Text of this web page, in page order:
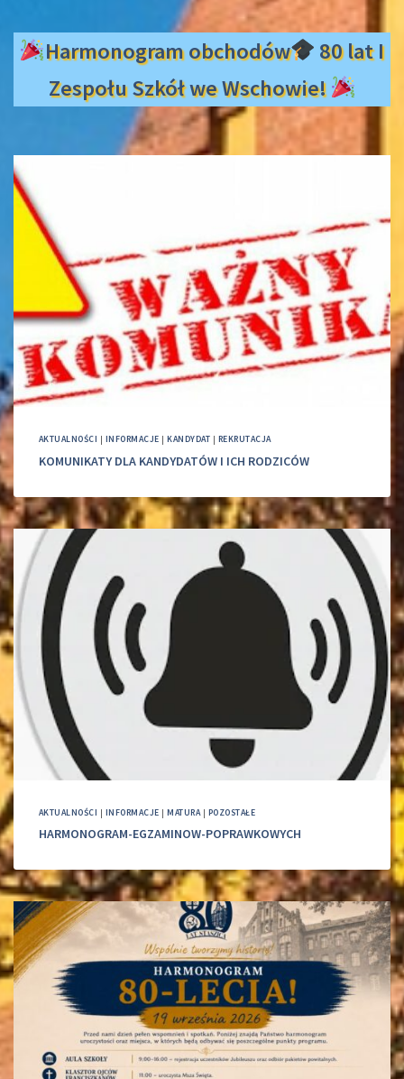
Harmonogram obchodów
80 lat I
Zespołu Szkół we Wschowie!
AKTUALNOŚCI | INFORMACJE |KANDYDAT | REKRUTACJA
KOMUNIKATY DLA KANDYDATÓW I ICH RODZICÓW
AKTUALNOŚCI | INFORMACJE |MATURA | POZOSTAŁE
HARMONOGRAM-EGZAMINOW-POPRAWKOWYCH